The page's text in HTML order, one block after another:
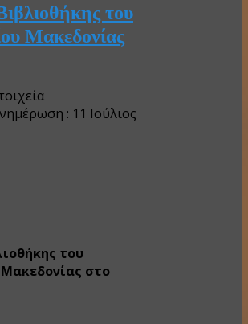
του
Μακεδονίας
: 11 Ιούλιος
του
στο